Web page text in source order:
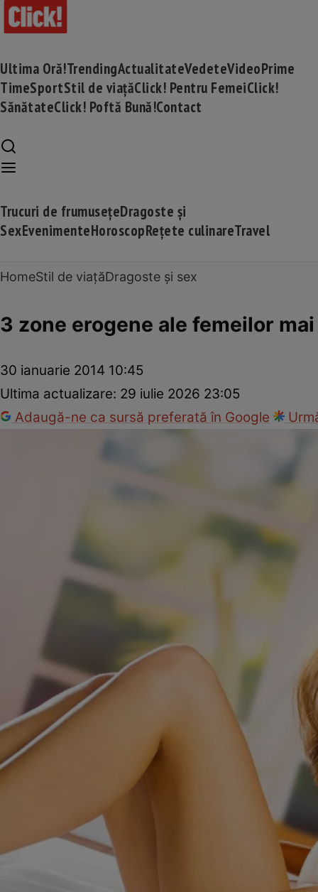
Ultima Oră!TrendingActualitateVedeteVideoPrime
TimeSportStil de viațăClick! Pentru FemeiClick!
SănătateClick! Poftă Bună!Contact
Trucuri de frumusețeDragoste și
SexEvenimenteHoroscopRețete culinareTravel
HomeStil de viațăDragoste și sex
3 zone erogene ale femeilor
30 ianuarie 2014 10:45
Ultima actualizare: 29 iulie 2026 23:05
Adaugă-ne ca sursă preferată în Google